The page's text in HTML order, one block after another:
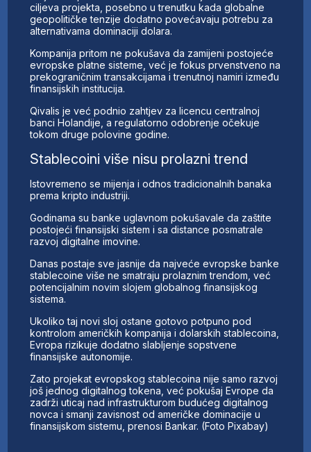
ciljeva projekta, posebno u trenutku kada globalne
geopolitičke tenzije dodatno povećavaju potrebu za
alternativama dominaciji dolara.
Kompanija pritom ne pokušava da zamijeni postojeće
evropske platne sisteme, već je fokus prvenstveno na
prekograničnim transakcijama i trenutnoj namiri između
finansijskih institucija.
Qivalis je već podnio zahtjev za licencu centralnoj
banci Holandije, a regulatorno odobrenje očekuje
tokom druge polovine godine.
Stablecoini više nisu prolazni trend
Istovremeno se mijenja i odnos tradicionalnih banaka
prema kripto industriji.
Godinama su banke uglavnom pokušavale da zaštite
postojeći finansijski sistem i sa distance posmatrale
razvoj digitalne imovine.
Danas postaje sve jasnije da najveće evropske banke
stablecoine više ne smatraju prolaznim trendom, već
potencijalnim novim slojem globalnog finansijskog
sistema.
Ukoliko taj novi sloj ostane gotovo potpuno pod
kontrolom američkih kompanija i dolarskih stablecoina,
Evropa rizikuje dodatno slabljenje sopstvene
finansijske autonomije.
Zato projekat evropskog stablecoina nije samo razvoj
još jednog digitalnog tokena, već pokušaj Evrope da
zadrži uticaj nad infrastrukturom budućeg digitalnog
novca i smanji zavisnost od američke dominacije u
finansijskom sistemu, prenosi Bankar. (Foto Pixabay)